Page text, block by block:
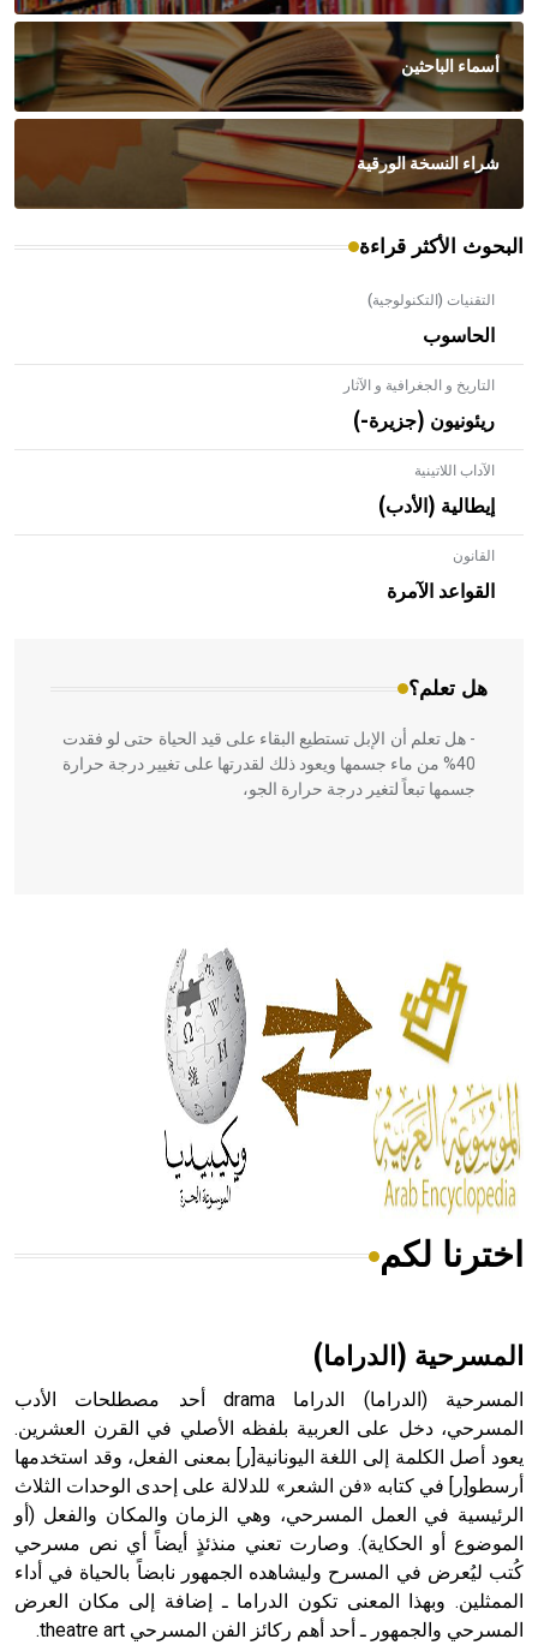
أسماء الباحثين
شراء النسخة الورقية
البحوث الأكثر قراءة
التقنيات (التكنولوجية)
الحاسوب
التاريخ و الجغرافية و الآثار
ريئونيون (جزيرة-)
الآداب اللاتينية
إيطالية (الأدب)
القانون
القواعد الآمرة
هل تعلم؟
- هل تعلم أن الأبلق نوع من الفنون الهندسية التي ارتبطت
بالعمارة الإسلامية في بلاد الشام ومصر خاصة، حيث يحرص
المعمار على بناء مداميكه وخاصة في الواجهات
- هل تعلم أن الإبل تستطيع البقاء على قيد الحياة حتى لو فقدت
40% من ماء جسمها ويعود ذلك لقدرتها على تغيير درجة حرارة
جسمها تبعاً لتغير درجة حرارة الجو،
الحكم، الأدلة، تنظيم التغذية، ورسالته في جروح الرأس. ويعود
له الفضل بأنه حرر الطب من الدين والفلسفة.
- هل تعلم أن المرجان إفراز حيواني يتكون في البحر ويتركب
من مادة كربونات الكلسيوم، وهو أحمر أو شديد الحمرة وهو
أجود أنواعه، ويمتاز بكبر الحجم ويسمى الش
هل تعلم أن الأبسيد كلمة فرنسية اللفظ تم اعتمادها مصطلحاً
- هل تعلم أن أبجر Abgar اسم معروف جيداً يعود إلى عدد من
الملوك الذين حكموا مدينة إديسا (الرها) من أبجر الأول وحتى
التاسع، وهم ينتسبون إلى أسرة أوسروين
- هل تعلم أن الأبجدية الكنعانية تتألف من /22/ علامة كتابية
اخترنا لكم
المسرحية (الدراما)
المسرحية (الدراما) الدراما drama أحد مصطلحات الأدب
المسرحي، دخل على العربية بلفظه الأصلي في القرن العشرين.
يعود أصل الكلمة إلى اللغة اليونانية[ر] بمعنى الفعل، وقد استخدمها
أرسطو[ر] في كتابه «فن الشعر» للدلالة على إحدى الوحدات الثلاث
الرئيسية في العمل المسرحي، وهي الزمان والمكان والفعل (أو
الموضوع أو الحكاية). وصارت تعني منذئذٍ أيضاً أي نص مسرحي
كُتب ليُعرض في المسرح وليشاهده الجمهور نابضاً بالحياة في أداء
الممثلين. وبهذا المعنى تكون الدراما ـ إضافة إلى مكان العرض
المسرحي والجمهور ـ أحد أهم ركائز الفن المسرحي theatre art.